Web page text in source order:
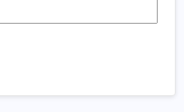
pobiegło dla Bohaterów!